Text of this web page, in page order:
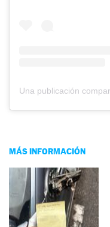
MÁS INFORMACIÓN